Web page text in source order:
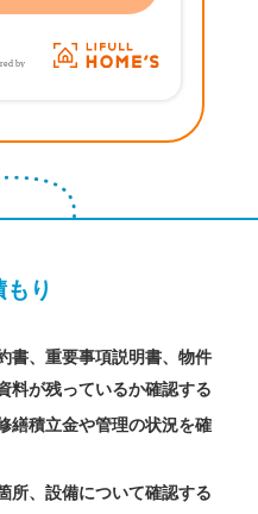
り
書、重要事項説明書、物件
料が残っているか確認する
繕積立金や管理の状況を確
所、設備について確認する